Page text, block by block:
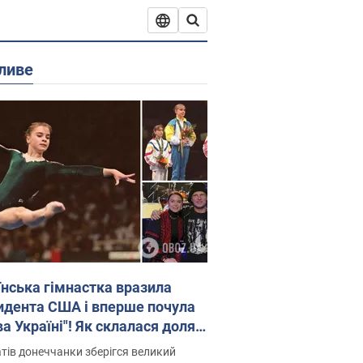
гімнастка вразила
США і вперше почула
Україні"! Як склалася доля
яка 30 років тому
донеччанки зберігся великий